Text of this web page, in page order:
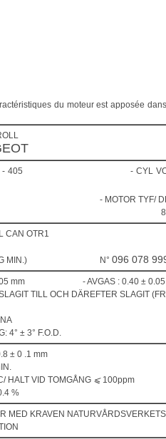
du moteur est apposée
205 - 309 - 405 - CYL VOL
- 90 - MOTOR TYF/
CAN OTR1
MIN.) N° 096 078
± 0.05 mm - AVGAS : 0.40 ± 0.05
TILL OCH DÄREFTER SLAGIT
4° ± 3° F.O.D.
± 0 .1 mm
HALT VID TOMGÅNG ⩽ 100ppm
%
MED KRAVEN NATURVÅRDSVERKETS